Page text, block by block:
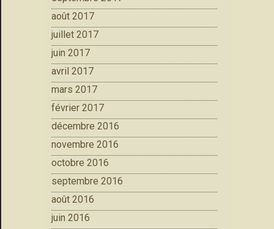
août 2017
juillet 2017
juin 2017
avril 2017
mars 2017
février 2017
décembre 2016
novembre 2016
octobre 2016
septembre 2016
août 2016
juin 2016